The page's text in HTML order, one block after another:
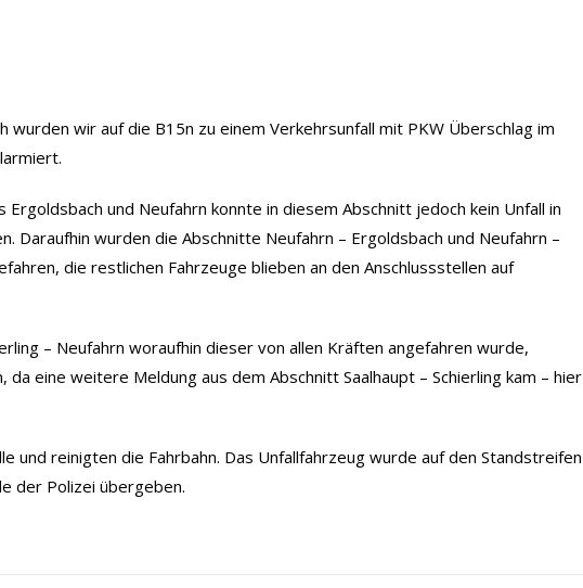
wurden wir auf die B15n zu einem Verkehrsunfall mit PKW Überschlag im
und Neufahrn konnte in diesem Abschnitt jedoch kein Unfall in
Daraufhin wurden die Abschnitte Neufahrn – Ergoldsbach und Neufahrn –
die restlichen Fahrzeuge blieben an den Anschlussstellen auf
– Neufahrn woraufhin dieser von allen Kräften angefahren wurde,
da eine weitere Meldung aus dem Abschnitt Saalhaupt – Schierling kam – hier
und reinigten die Fahrbahn. Das Unfallfahrzeug wurde auf den Standstreifen
der Polizei übergeben.